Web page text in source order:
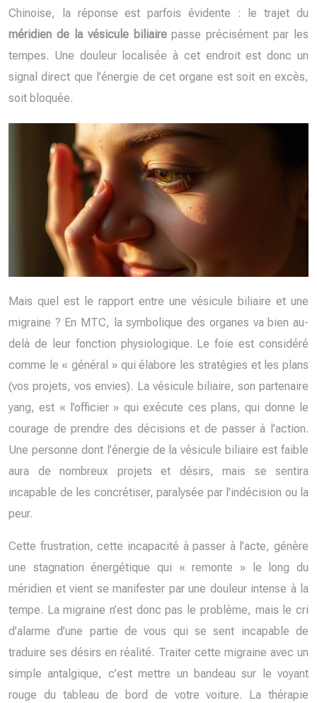
Chinoise, la réponse est parfois évidente : le trajet du
méridien de la vésicule biliairepasse précisément par les
tempes. Une douleur localisée à cet endroit est donc un
signal direct que l’énergie de cet organe est soit en excès,
soit bloquée.
Mais quel est le rapport entre une vésicule biliaire et une
migraine ? En MTC, la symbolique des organes va bien au-
delà de leur fonction physiologique. Le foie est considéré
comme le « général » qui élabore les stratégies et les plans
(vos projets, vos envies). La vésicule biliaire, son partenaire
yang, est « l’officier » qui exécute ces plans, qui donne le
courage de prendre des décisions et de passer à l’action.
Une personne dont l’énergie de la vésicule biliaire est faible
aura de nombreux projets et désirs, mais se sentira
incapable de les concrétiser, paralysée par l’indécision ou la
peur.
Cette frustration, cette incapacité à passer à l’acte, génère
une stagnation énergétique qui « remonte » le long du
méridien et vient se manifester par une douleur intense à la
tempe. La migraine n’est donc pas le problème, mais le cri
d’alarme d’une partie de vous qui se sent incapable de
traduire ses désirs en réalité. Traiter cette migraine avec un
simple antalgique, c’est mettre un bandeau sur le voyant
rouge du tableau de bord de votre voiture. La thérapie